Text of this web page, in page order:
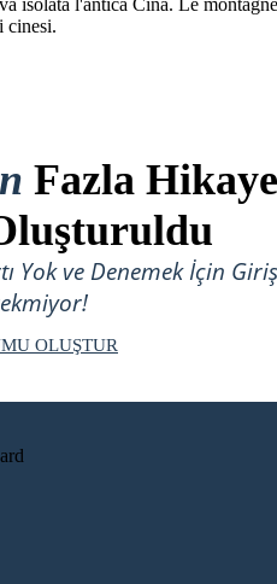
isolata l'antica Cina. Le
cinesi.
Fazla Hikaye
Yok ve Denemek İçin Giriş
OLUŞTUR